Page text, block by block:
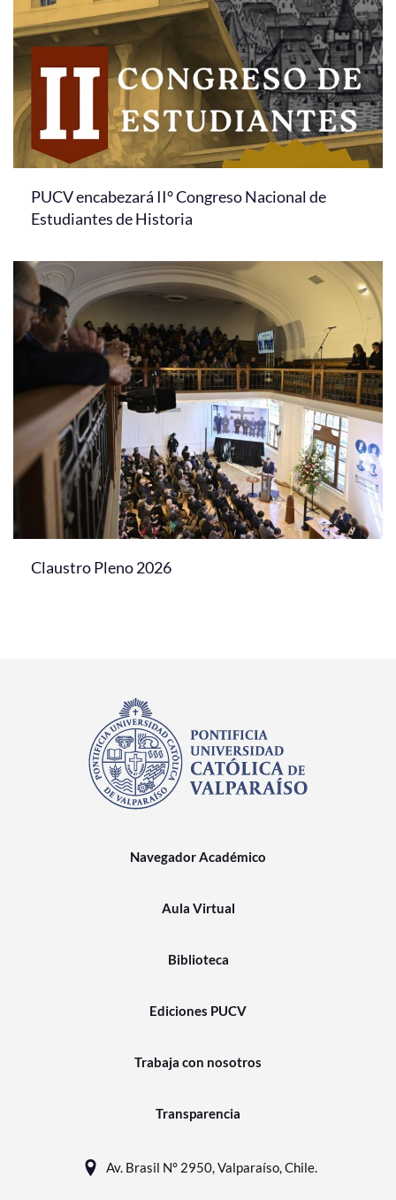
PUCV encabezará II° Congreso Nacional de
Estudiantes de Historia
Claustro Pleno 2026
Navegador Académico
Aula Virtual
Biblioteca
Ediciones PUCV
Trabaja con nosotros
Transparencia
Av. Brasil N° 2950, Valparaíso, Chile.